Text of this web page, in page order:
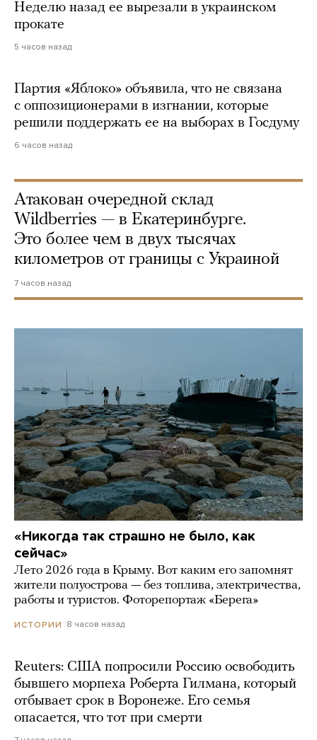
Неделю назад ее вырезали в украинском
прокате
5 часов назад
Партия «Яблоко» объявила, что не связана
с оппозиционерами в изгнании, которые
решили поддержать ее на выборах в Госдуму
6 часов назад
Атакован очередной склад
Wildberries — в Екатеринбурге.
Это более чем в двух тысячах
километров от границы с Украиной
7 часов назад
«Никогда так страшно не было, как
сейчас»
Лето 2026 года в Крыму. Вот каким его запомнят
жители полуострова — без топлива, электричества,
работы и туристов. Фоторепортаж «Берега»
ИСТОРИИ 8 часов назад
Reuters: США попросили Россию освободить
бывшего морпеха Роберта Гилмана, который
отбывает срок в Воронеже. Его семья
опасается, что тот при смерти